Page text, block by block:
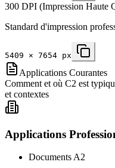
300 DPI (Impression Haute
Standard d'impression
5409 × 7654 px
Applications Courantes
Comment et où C2 est
et contextes
Applications
Documents A2